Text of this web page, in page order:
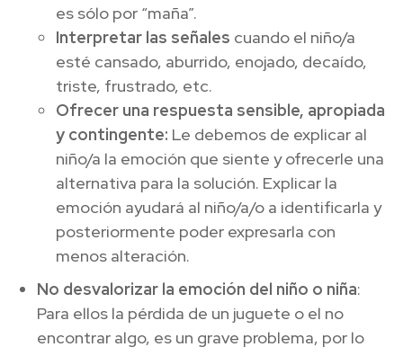
es sólo por “maña”.
Interpretar las señales cuando el niño/a
esté cansado, aburrido, enojado, decaído,
triste, frustrado, etc.
Ofrecer una respuesta sensible, apropiada
y contingente: Le debemos de explicar al
niño/a la emoción que siente y ofrecerle una
alternativa para la solución. Explicar la
emoción ayudará al niño/a/o a identificarla y
posteriormente poder expresarla con
menos alteración.
No desvalorizar la emoción del niño o niña:
Para ellos la pérdida de un juguete o el no
encontrar algo, es un grave problema, por lo